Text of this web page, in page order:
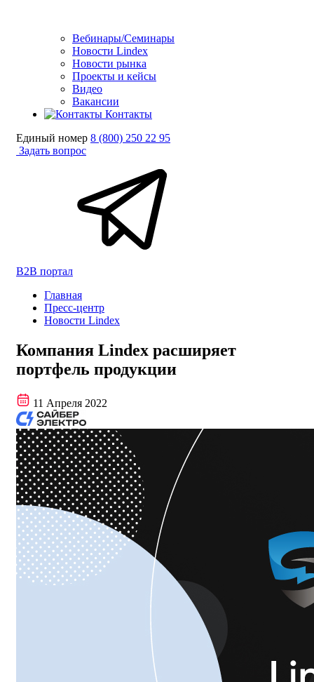
Вебинары/Семинары
Новости Lindex
Новости рынка
Проекты и кейсы
Видео
Вакансии
Контакты
Единый номер 8 (800) 250 22 95
Задать вопрос
B2B портал
Главная
Пресс-центр
Новости Lindex
Компания Lindex расширяет
портфель продукции
11 Апреля 2022